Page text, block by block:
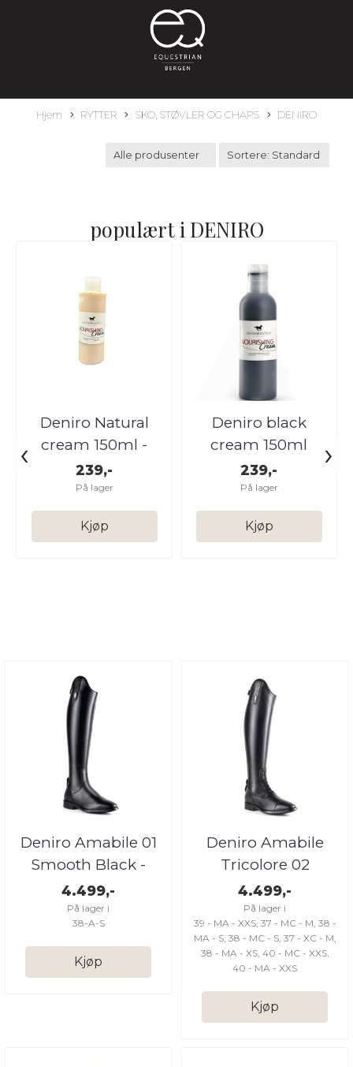
Hjem RYTTER SKO, STØVLER OG CHAPS DENIRO
populært i DENIRO
Deniro Natural
cream 150ml -
Wrat leather
239,-
På lager
Kjøp
Deniro black
cream 150ml
239,-
På lager
Kjøp
‹ ›
Deniro Amabile 01
Smooth Black -
Uten lisser
4.499,-
På lager i
38-A-S
Kjøp
Deniro Amabile
Tricolore 02
Smooth Black - Med
...
4.499,-
På lager i
39 - MA - XXS, 37 - MC - M, 38 -
MA - S, 38 - MC - S, 37 - XC - M,
38 - MA - XS, 40 - MC - XXS,
40 - MA - XXS
Kjøp